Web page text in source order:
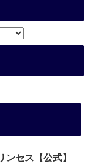
セス【公式】